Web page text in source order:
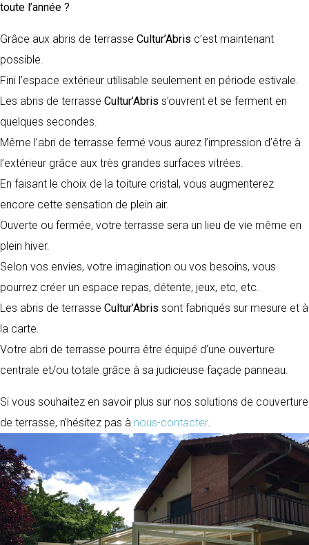
toute l’année ?
Grâce aux abris de terrasse Cultur’Abris c’est maintenant
possible.
Fini l’espace extérieur utilisable seulement en période estivale.
Les abris de terrasse Cultur’Abris s’ouvrent et se ferment en
quelques secondes.
Même l’abri de terrasse fermé vous aurez l’impression d’être à
l’extérieur grâce aux très grandes surfaces vitrées.
En faisant le choix de la toiture cristal, vous augmenterez
encore cette sensation de plein air.
Ouverte ou fermée, votre terrasse sera un lieu de vie même en
plein hiver.
Selon vos envies, votre imagination ou vos besoins, vous
pourrez créer un espace repas, détente, jeux, etc, etc.
Les abris de terrasse Cultur’Abris sont fabriqués sur mesure et à
la carte.
Votre abri de terrasse pourra être équipé d’une ouverture
centrale et/ou totale grâce à sa judicieuse façade panneau.
Si vous souhaitez en savoir plus sur nos solutions de couverture
de terrasse, n’hésitez pas à nous-contacter.